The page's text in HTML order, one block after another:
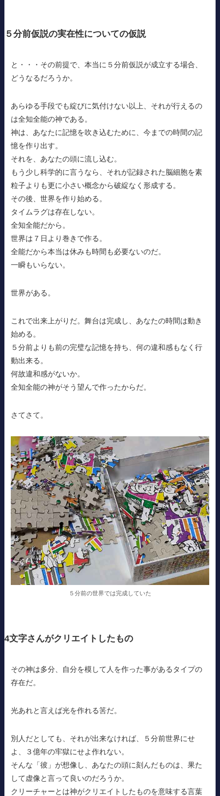
５分前仮説の実在性についての仮説
と・・・その前提で、本当に５分前仮説が成立する場合、
どうなるだろうか。
あらゆる手段でも綻びに気付けない以上、それが行えるの
は全知全能の神である。
神は、あなたに記憶を吹き込むために、今までの時間の記
憶を作り出す。
それを、あなたの頭に流し込む。
もう少し科学的に言うなら、それが記録された脳細胞を素
粒子よりも更に小さい概念から破綻なく形成する。
その後、世界を作り始める。
タイムラグは存在しない。
全知全能だから。
世界は７日より巻きで作る。
全能だから本当は休みも時間も必要ないのだ。
一瞬もいらない。
世界がある。
これで出来上がりだ。舞台は完成し、あなたの時間は動き
始める。
５分前よりも前の完璧な記憶を持ち、何の違和感もなく行
動出来る。
何故違和感がないか。
全知全能の神がそう望んで作ったからだ。
さてさて。
５分前の世界では完成していた
4文字さんがクリエイトしたもの
その神は多分、自分を模して人を作った事があるタイプの
存在だ。
光あれと言えば光を作れる筈だ。
別人だとしても、それが出来なければ、５分前世界にせ
よ、３億年の牢獄にせよ作れない。
そんな「彼」が想像し、あなたの頭に刻んだものは、果た
して虚像と言って良いのだろうか。
クリーチャーとは神がクリエイトしたものを意味する言葉